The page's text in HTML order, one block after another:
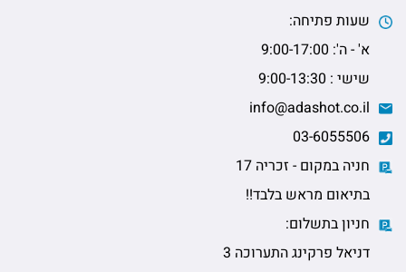
שעות פתיחה:
א' - ה': 9:00-17:00
שישי : 9:00-13:30
חניה במקום - זכריה 17
בתיאום מראש בלבד!!
חניון בתשלום:
דניאל פרקינג התערוכה 3